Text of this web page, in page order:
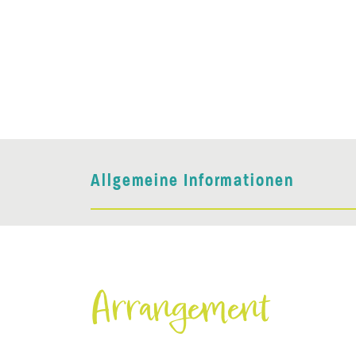
Allgemeine Informationen
Arrangement